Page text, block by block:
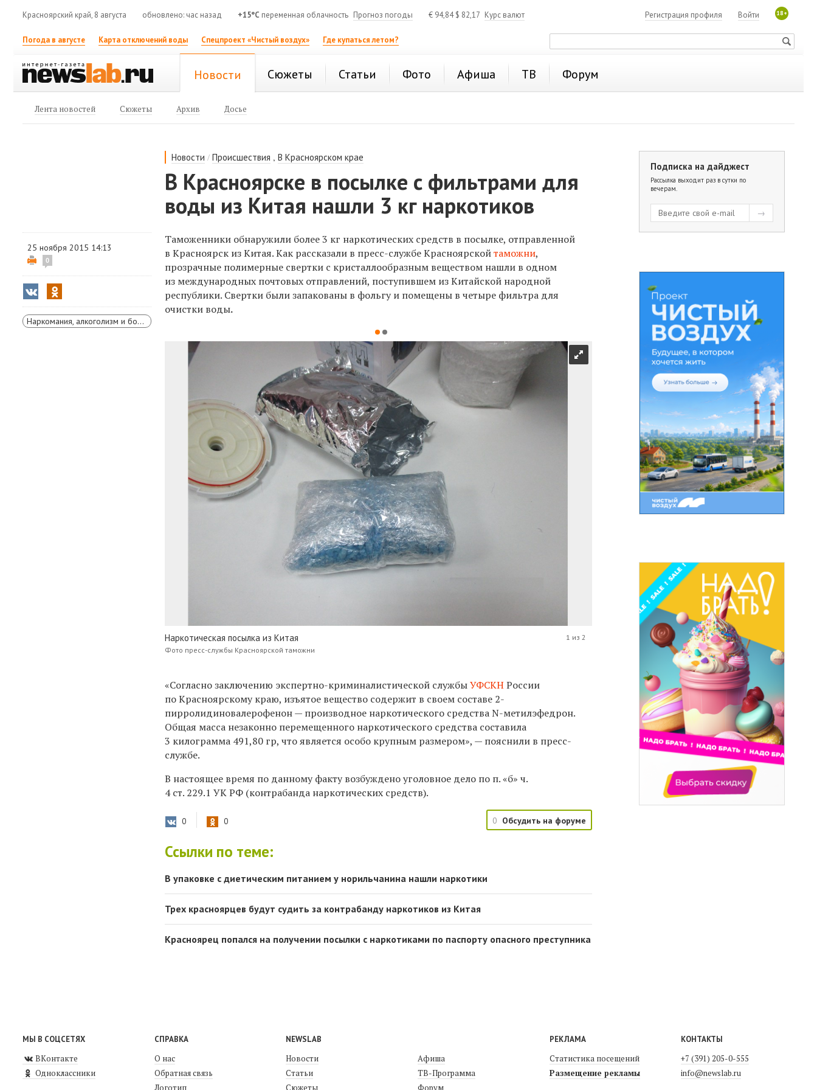
Красноярский край, 8 августа обновлено: час назад +15°C переменная облачность Прогноз погоды € 94,84$ 82,17 Курс валют 18+
Войти
Регистрация профиля
Погода в августе Карта отключений воды Спецпроект «Чистый воздух» Где купаться летом?
Новости Сюжеты Статьи Фото Афиша ТВ Форум
Лента новостей Сюжеты Архив Досье
Новости /Происшествия ,В Красноярском крае
В Красноярске в посылке с фильтрами для
воды из Китая нашли 3 кг наркотиков
25 ноября 2015 14:13
0
Наркомания, алкоголизм и борьба с ними
Таможенники обнаружили более 3 кг наркотических средств в посылке, отправленной
в Красноярск из Китая. Как рассказали в пресс-службе Красноярскойтаможни,
прозрачные полимерные свертки с кристаллообразным веществом нашли в одном
из международных почтовых отправлений, поступившем из Китайской народной
республики. Свертки были запакованы в фольгу и помещены в четыре фильтра для
очистки воды.
Наркотическая посылка из Китая
Фото пресс-службы Красноярской таможни
1 из 2
«Согласно заключению экспертно-криминалистической службыУФСКНРоссии
по Красноярскому краю, изъятое вещество содержит в своем составе 2-
пирролидиновалерофенон — производное наркотического средства N-метилэфедрон.
Общая масса незаконно перемещенного наркотического средства составила
3 килограмма 491,80 гр, что является особо крупным размером», — пояснили в пресс-
службе.
В настоящее время по данному факту возбуждено уголовное дело по п. «б» ч.
4 ст. 229.1 УК РФ (контрабанда наркотических средств).
0 0 0 Обсудить на форуме
Ссылки по теме:
В упаковке с диетическим питанием у норильчанина нашли наркотики
Трех красноярцев будут судить за контрабанду наркотиков из Китая
Красноярец попался на получении посылки с наркотиками по паспорту опасного преступника
Подписка на дайджест
Рассылка выходит раз в сутки по
вечерам.
МЫ В СОЦСЕТЯХ
ВКонтакте
Одноклассники
СПРАВКА
О нас
Обратная связь
Логотип
NEWSLAB
Новости
Статьи
Сюжеты
Афиша
ТВ-Программа
Форум
РЕКЛАМА
Статистика посещений
Размещение рекламы
КОНТАКТЫ
+7 (391) 205-0-555
info@newslab.ru